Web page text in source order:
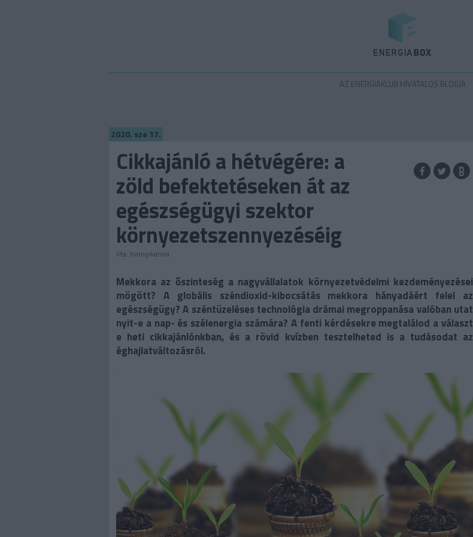
AZ ENERGIAKLUB HIVATALOS BLOGJA
2020. sze 17.
Cikkajánló a hétvégére: a
zöld befektetéseken át az
egészségügyi szektor
környezetszennyezéséig
írta: hornyikanna
Mekkora az őszinteség a nagyvállalatok környezetvédelmi kezdeményezései
mögött? A globális széndioxid-kibocsátás mekkora hányadáért felel az
egészségügy? A széntüzeléses technológia drámai megroppanása valóban utat
nyit-e a nap- és szélenergia számára? A fenti kérdésekre megtalálod a választ
e heti cikkajánlónkban, és a rövid kvízben tesztelheted is a tudásodat az
éghajlatváltozásról.